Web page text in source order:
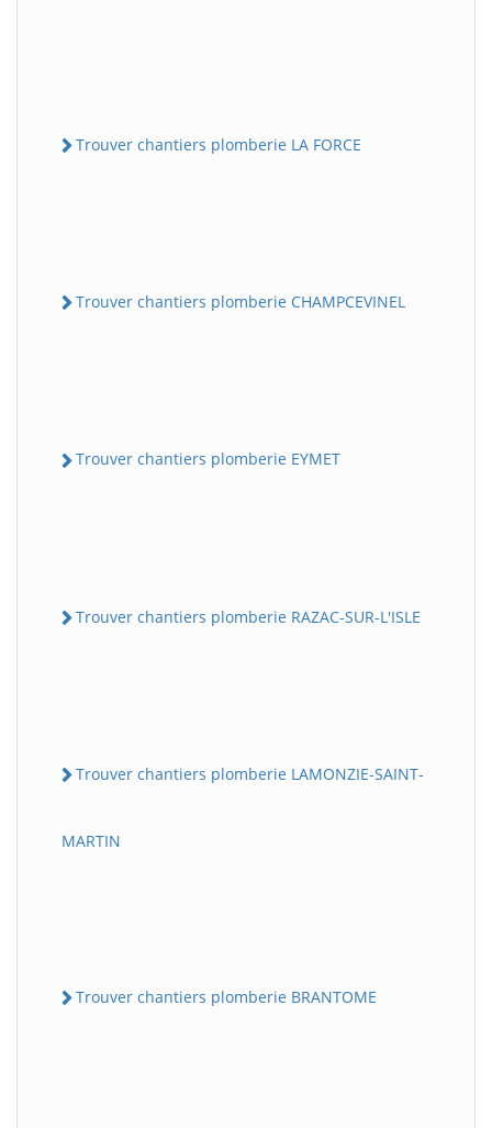
Trouver chantiers plomberie LA FORCE
Trouver chantiers plomberie CHAMPCEVINEL
Trouver chantiers plomberie EYMET
Trouver chantiers plomberie RAZAC-SUR-L'ISLE
Trouver chantiers plomberie LAMONZIE-SAINT-
MARTIN
Trouver chantiers plomberie BRANTOME